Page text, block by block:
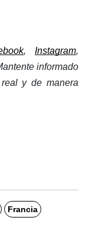
, Instagram,
informado
y de manera
Francia